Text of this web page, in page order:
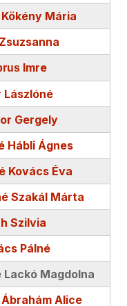
Mária
Imre
Lászlóné
Gergely
Hábli Ágnes
Kovács Éva
Szakál Márta
Szilvia
Pálné
Lackó Magdolna
Alice